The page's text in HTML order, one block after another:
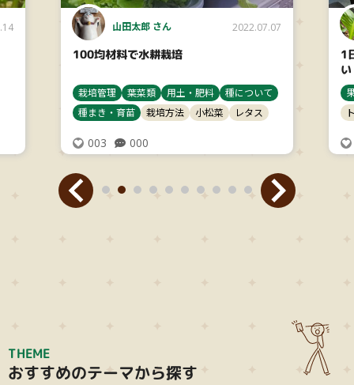
山田太郎 さん 2022.07.07
100均材料で水耕栽培
栽培管理 葉菜類 用土・肥料
種について
種まき・育苗
栽培方法 小松菜 レタス
003 000
1
THEME
おすすめのテーマから探す